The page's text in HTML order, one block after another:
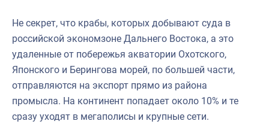
Не секрет, что крабы, которых добывают суда в
российской экономзоне Дальнего Востока, а это
удаленные от побережья акватории Охотского,
Японского и Берингова морей, по большей части,
отправляются на экспорт прямо из района
промысла. На континент попадает около 10% и те
сразу уходят в мегаполисы и крупные сети.